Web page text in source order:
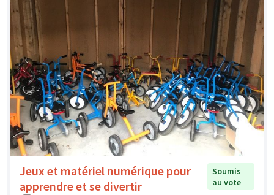
Jeux et matériel numérique pour
apprendre et se divertir
Soumis
au vote